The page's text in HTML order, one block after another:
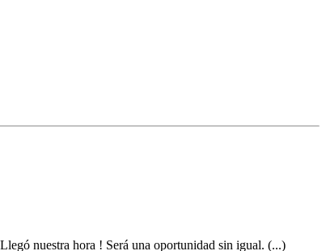
nuestra hora ! Será una oportunidad sin igual. (...)